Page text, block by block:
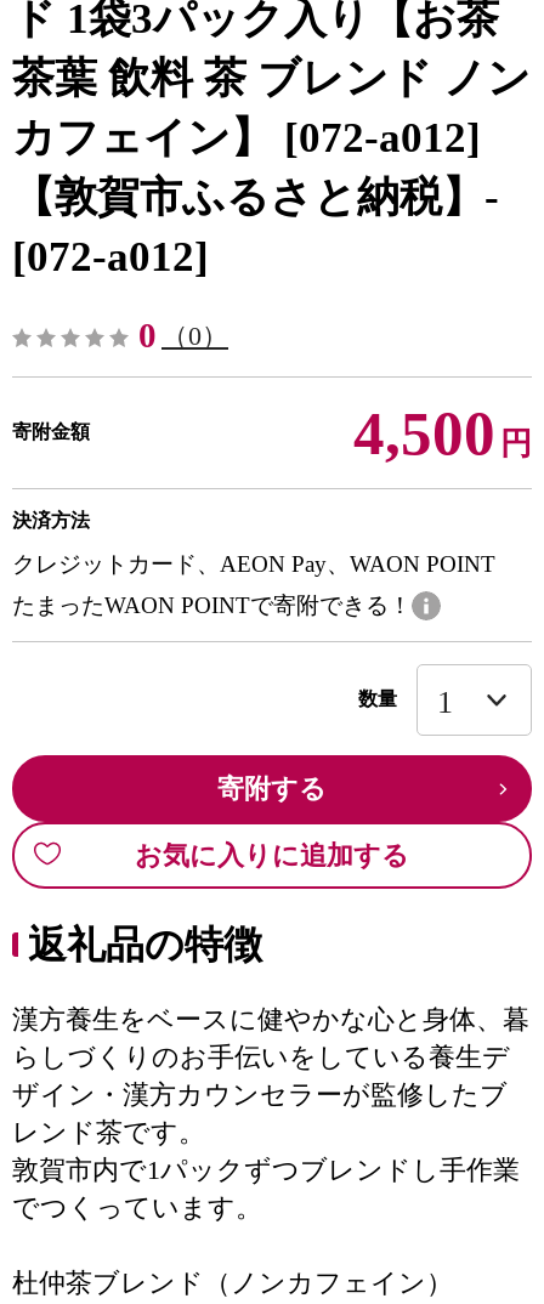
ド 1袋3パック入り【お茶
茶葉 飲料 茶 ブレンド ノン
カフェイン】 [072-a012]
【敦賀市ふるさと納税】-
[072-a012]
0 （0）
寄附金額 4,500 円
決済方法
クレジットカード、AEON Pay、WAON POINT
たまったWAON POINTで寄附できる！
数量
寄附する
お気に入りに追加する
返礼品の特徴
漢方養生をベースに健やかな心と身体、暮
らしづくりのお手伝いをしている養生デ
ザイン・漢方カウンセラーが監修したブ
レンド茶です。
敦賀市内で1パックずつブレンドし手作業
でつくっています。
杜仲茶ブレンド（ノンカフェイン）